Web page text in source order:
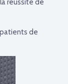
réussite de
de